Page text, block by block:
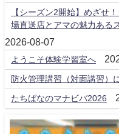
【シーズン2開始】めざせ
場直送店とアマの魅力ある
2026-08-07
ようこそ体験学習室へ
防火管理講習（対面講習）
たちばなのマナビバ2026